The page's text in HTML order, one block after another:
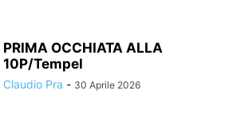
PRIMA OCCHIATA ALLA
10P/Tempel
Claudio Pra - 30 Aprile 2026